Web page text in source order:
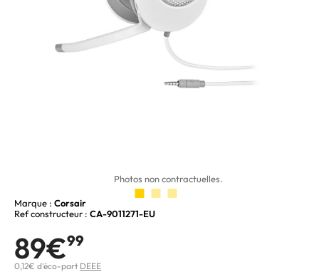
Photos non contractuelles.
Marque : Corsair
Ref constructeur : CA-9011271-EU
89€99
0,12€ d'éco-part DEEE